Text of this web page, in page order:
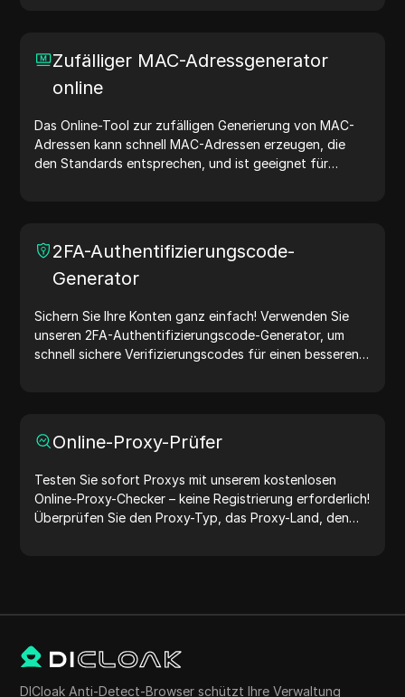
Geolokalisierung, Datenschutzprüfungen und mehr zu
generieren. Vereinfachen Sie Ihren Arbeitsablauf und
Sie jetzt IP-Adressen!
Zufälliger MAC-Adressgenerator
online
Das Online-Tool zur zufälligen Generierung von MAC-
Adressen kann schnell MAC-Adressen erzeugen, die
den Standards entsprechen, und ist geeignet für
2FA-Authentifizierungscode-
Generator
Sichern Sie Ihre Konten ganz einfach! Verwenden Sie
unseren 2FA-Authentifizierungscode-Generator, um
schnell sichere Verifizierungscodes für einen besseren
Online-Proxy-Prüfer
Testen Sie sofort Proxys mit unserem kostenlosen
Online-Proxy-Checker – keine Registrierung erforderlich!
Überprüfen Sie den Proxy-Typ, das Proxy-Land, den
DICloak Anti-Detect-Browser schützt Ihre Verwaltung